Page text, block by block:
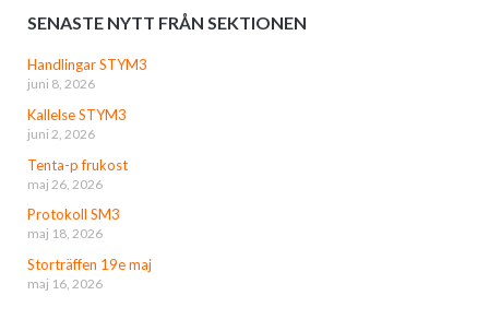
SENASTE NYTT FRÅN SEKTIONEN
Handlingar STYM3
juni 8, 2026
Kallelse STYM3
juni 2, 2026
Tenta-p frukost
maj 26, 2026
Protokoll SM3
maj 18, 2026
Storträffen 19e maj
maj 16, 2026